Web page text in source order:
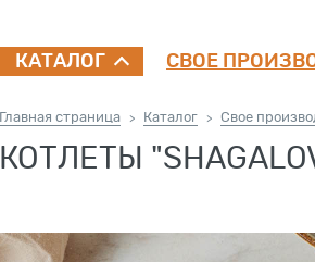
КАТАЛОГ СВОЕ
Главная страница > Каталог > Свое
КОТЛЕТЫ